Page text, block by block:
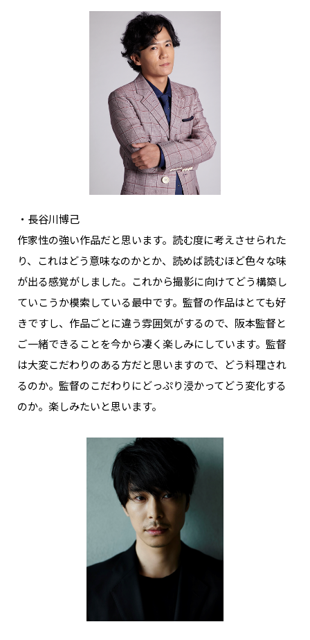
・長谷川博己
作家性の強い作品だと思います。読む度に考えさせられた
り、これはどう意味なのかとか、読めば読むほど色々な味
が出る感覚がしました。これから撮影に向けてどう構築し
ていこうか模索している最中です。監督の作品はとても好
きですし、作品ごとに違う雰囲気がするので、阪本監督と
ご一緒できることを今から凄く楽しみにしています。監督
は大変こだわりのある方だと思いますので、どう料理され
るのか。監督のこだわりにどっぷり浸かってどう変化する
のか。楽しみたいと思います。